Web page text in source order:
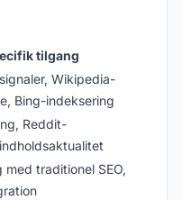
tilgang
Wikipedia-
Bing-indeksering
Reddit-
traditionel SEO,